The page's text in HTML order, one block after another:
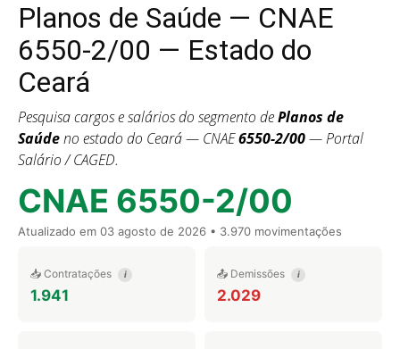
Planos de Saúde — CNAE
6550-2/00 — Estado do
Ceará
Pesquisa cargos e salários do segmento dePlanos de
Saúdeno estado do Ceará — CNAE6550-2/00— Portal
Salário / CAGED.
CNAE 6550-2/00
Atualizado em 03 agosto de 2026 • 3.970 movimentações
📥 Contratações i
1.941
📤 Demissões i
2.029